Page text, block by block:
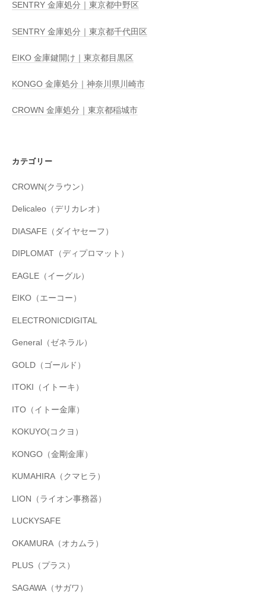
SENTRY 金庫処分｜東京都中野区
SENTRY 金庫処分｜東京都千代田区
EIKO 金庫鍵開け｜東京都目黒区
KONGO 金庫処分｜神奈川県川崎市
CROWN 金庫処分｜東京都稲城市
カテゴリー
CROWN(クラウン）
Delicaleo（デリカレオ）
DIASAFE（ダイヤセーフ）
DIPLOMAT（ディプロマット）
EAGLE（イーグル）
EIKO（エーコー）
ELECTRONICDIGITAL
General（ゼネラル）
GOLD（ゴールド）
ITOKI（イトーキ）
ITO（イトー金庫）
KOKUYO(コクヨ）
KONGO（金剛金庫）
KUMAHIRA（クマヒラ）
LION（ライオン事務器）
LUCKYSAFE
OKAMURA（オカムラ）
PLUS（プラス）
SAGAWA（サガワ）